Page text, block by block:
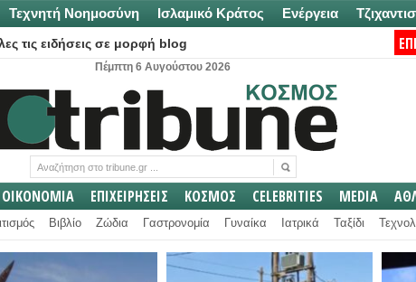
Τεχνητή Νοημοσύνη Ισλαμικό Κράτος Ενέργεια
τις ειδήσεις σε μορφή blog
Πέμπτη 6 Αυγούστου 2026
ΟΙΚΟΝΟΜΙΑ ΕΠΙΧΕΙΡΗΣΕΙΣ ΚΟΣΜΟΣ CELEBRITIES MEDIA
Βιβλίο Ζώδια Γαστρονομία Γυναίκα Ιατρικά Ταξίδι